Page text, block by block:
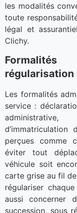
les modalités
toute
légal et
Clichy.
régularisation
Les formalités
service :
d’immatriculation
perçues comme
éviter tout
véhicule soit
carte grise au fil
régulariser
aussi concerner
succession, sous